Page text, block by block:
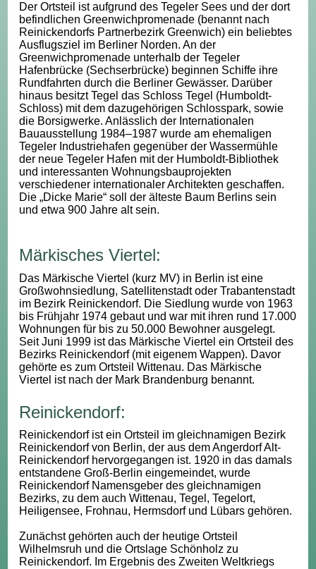
Der Ortsteil ist aufgrund des Tegeler Sees und der dort
befindlichen Greenwichpromenade (benannt nach
Reinickendorfs Partnerbezirk Greenwich) ein beliebtes
Ausflugsziel im Berliner Norden. An der
Greenwichpromenade unterhalb der Tegeler
Hafenbrücke (Sechserbrücke) beginnen Schiffe ihre
Rundfahrten durch die Berliner Gewässer. Darüber
hinaus besitzt Tegel das Schloss Tegel (Humboldt-
Schloss) mit dem dazugehörigen Schlosspark, sowie
die Borsigwerke. Anlässlich der Internationalen
Bauausstellung 1984–1987 wurde am ehemaligen
Tegeler Industriehafen gegenüber der Wassermühle
der neue Tegeler Hafen mit der Humboldt-Bibliothek
und interessanten Wohnungsbauprojekten
verschiedener internationaler Architekten geschaffen.
Die „Dicke Marie“ soll der älteste Baum Berlins sein
und etwa 900 Jahre alt sein.
Märkisches Viertel:
Das Märkische Viertel (kurz MV) in Berlin ist eine
Großwohnsiedlung, Satellitenstadt oder Trabantenstadt
im Bezirk Reinickendorf. Die Siedlung wurde von 1963
bis Frühjahr 1974 gebaut und war mit ihren rund 17.000
Wohnungen für bis zu 50.000 Bewohner ausgelegt.
Seit Juni 1999 ist das Märkische Viertel ein Ortsteil des
Bezirks Reinickendorf (mit eigenem Wappen). Davor
gehörte es zum Ortsteil Wittenau. Das Märkische
Viertel ist nach der Mark Brandenburg benannt.
Reinickendorf:
Reinickendorf ist ein Ortsteil im gleichnamigen Bezirk
Reinickendorf von Berlin, der aus dem Angerdorf Alt-
Reinickendorf hervorgegangen ist. 1920 in das damals
entstandene Groß-Berlin eingemeindet, wurde
Reinickendorf Namensgeber des gleichnamigen
Bezirks, zu dem auch Wittenau, Tegel, Tegelort,
Heiligensee, Frohnau, Hermsdorf und Lübars gehören.
Zunächst gehörten auch der heutige Ortsteil
Wilhelmsruh und die Ortslage Schönholz zu
Reinickendorf. Im Ergebnis des Zweiten Weltkriegs